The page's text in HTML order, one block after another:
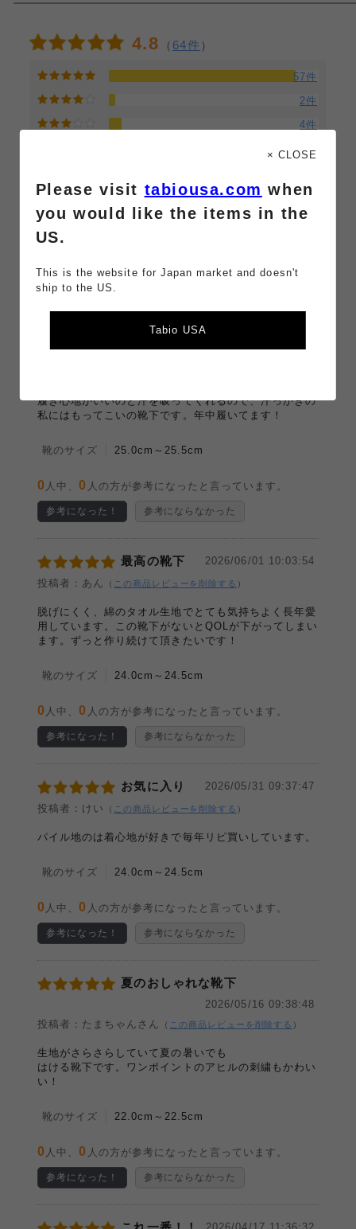
4.8 （ 64件 ）
57件
2件
4件
1件
え
ード
クリア
いつも買ってます
2026/06/06 10:05:08
履き心地がいいのと汗を吸ってくれるので、汗っかきの
私にはもってこいの靴下です。年中履いてます！
靴のサイズ 25.0cm～25.5cm
0 人中、0 人の方が参考になったと言っています。
参考になった！ 参考にならなかった
最高の靴下
2026/06/01 10:03:54
投稿者：あん
（ この商品レビューを削除する ）
脱げにくく、綿のタオル生地でとても気持ちよく長年愛
用しています。この靴下がないとQOLが下がってしまい
ます。ずっと作り続けて頂きたいです！
靴のサイズ 24.0cm～24.5cm
0 人中、0 人の方が参考になったと言っています。
参考になった！ 参考にならなかった
お気に入り
2026/05/31 09:37:47
投稿者：けい
（ この商品レビューを削除する ）
パイル地のは着心地が好きで毎年リピ買いしています。
靴のサイズ 24.0cm～24.5cm
0 人中、0 人の方が参考になったと言っています。
参考になった！ 参考にならなかった
夏のおしゃれな靴下
2026/05/16 09:38:48
投稿者：たまちゃんさん
（ この商品レビューを削除する ）
生地がさらさらしていて夏の暑いでも
はける靴下です。ワンポイントのアヒルの刺繍もかわい
い！
靴のサイズ 22.0cm～22.5cm
0 人中、0 人の方が参考になったと言っています。
参考になった！ 参考にならなかった
× CLOSE
Please visit tabiousa.com when
you would like the items in the
US.
This is the website for Japan market and doesn't
ship to the US.
Tabio USA